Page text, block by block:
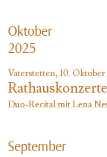
Oktober
2025
Vaterstetten, 10. Oktober
Duo-Recital mit Lena
September